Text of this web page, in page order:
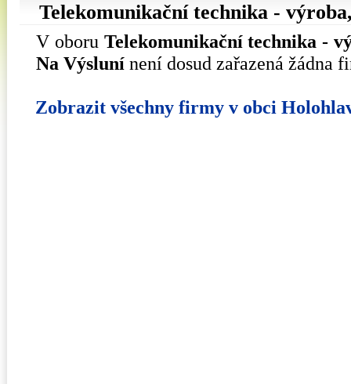
Telekomunikační technika -
V oboru Telekomunikační technika -
Na Výsluní není dosud zařazená žádna
Zobrazit všechny firmy v obci